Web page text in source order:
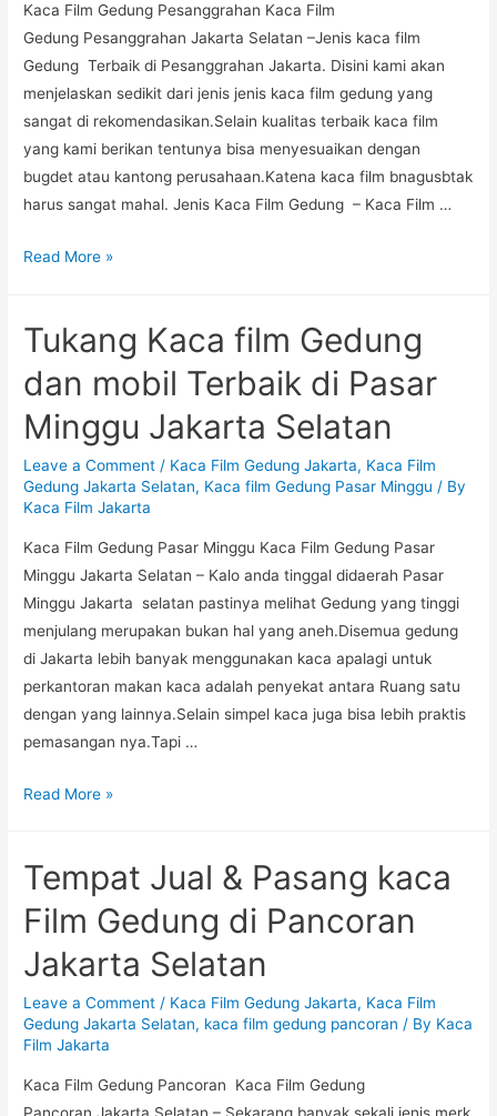
Kaca Film Gedung Pesanggrahan Kaca Film
Gedung Pesanggrahan Jakarta Selatan –Jenis kaca film
Gedung Terbaik di Pesanggrahan Jakarta. Disini kami akan
menjelaskan sedikit dari jenis jenis kaca film gedung yang
sangat di rekomendasikan.Selain kualitas terbaik kaca film
yang kami berikan tentunya bisa menyesuaikan dengan
bugdet atau kantong perusahaan.Katena kaca film bnagusbtak
harus sangat mahal. Jenis Kaca Film Gedung – Kaca Film …
Spesialis
Kaca
Film
Gedung
Pesanggrahan
Selatan
Read More »
Tukang Kaca film Gedung
dan mobil Terbaik di Pasar
Minggu Jakarta Selatan
Leave a Comment / Kaca Film Gedung Jakarta, Kaca Film
Gedung Jakarta Selatan, Kaca film Gedung Pasar Minggu / By
Kaca Film Jakarta
Kaca Film Gedung Pasar Minggu Kaca Film Gedung Pasar
Minggu Jakarta Selatan – Kalo anda tinggal didaerah Pasar
Minggu Jakarta selatan pastinya melihat Gedung yang tinggi
menjulang merupakan bukan hal yang aneh.Disemua gedung
di Jakarta lebih banyak menggunakan kaca apalagi untuk
perkantoran makan kaca adalah penyekat antara Ruang satu
dengan yang lainnya.Selain simpel kaca juga bisa lebih praktis
pemasangan nya.Tapi …
Tukang
Gedung
dan
mobil
Terbaik
Pasar
Minggu
Read More »
Tempat Jual & Pasang kaca
Film Gedung di Pancoran
Jakarta Selatan
Leave a Comment / Kaca Film Gedung Jakarta, Kaca Film
Gedung Jakarta Selatan, kaca film gedung pancoran / By Kaca
Film Jakarta
Kaca Film Gedung Pancoran Kaca Film Gedung
Pancoran Jakarta Selatan – Sekarang banyak sekali jenis merk